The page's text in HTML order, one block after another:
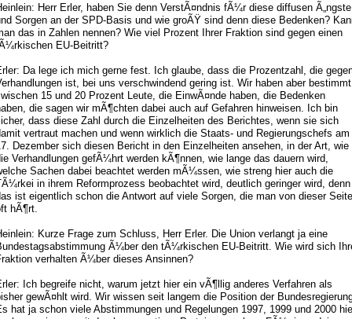
Herr Erler, haben Sie denn VerstÃ¤ndnis fÃ¼r diese diffusen Ã„ngste
Sorgen an der SPD-Basis und wie groÃŸ sind denn diese Bedenken?
das in Zahlen nennen? Wie viel Prozent Ihrer Fraktion sind gegen einen
EU-Beitritt?
Da lege ich mich gerne fest. Ich glaube, dass die Prozentzahl, die
ist, bei uns verschwindend gering ist. Wir haben aber bestimmt
15 und 20 Prozent Leute, die EinwÃ¤nde haben, die Bedenken
die sagen wir mÃ¶chten dabei auch auf Gefahren hinweisen. Ich bin
dass diese Zahl durch die Einzelheiten des Berichtes, wenn sie sich
vertraut machen und wenn wirklich die Staats- und Regierungschefs am
Dezember sich diesen Bericht in den Einzelheiten ansehen, in der Art, wie
Verhandlungen gefÃ¼hrt werden kÃ¶nnen, wie lange das dauern wird,
Sachen dabei beachtet werden mÃ¼ssen, wie streng hier auch die
in ihrem Reformprozess beobachtet wird, deutlich geringer wird, denn
ist eigentlich schon die Antwort auf viele Sorgen, die man von dieser Seite
hÃ¶rt.
Kurze Frage zum Schluss, Herr Erler. Die Union verlangt ja eine
Ã¼ber den tÃ¼rkischen EU-Beitritt. Wie wird sich
verhalten Ã¼ber dieses Ansinnen?
Ich begreife nicht, warum jetzt hier ein vÃ¶llig anderes Verfahren als
gewÃ¤hlt wird. Wir wissen seit langem die Position der
hat ja schon viele Abstimmungen und Regelungen 1997, 1999 und 2000